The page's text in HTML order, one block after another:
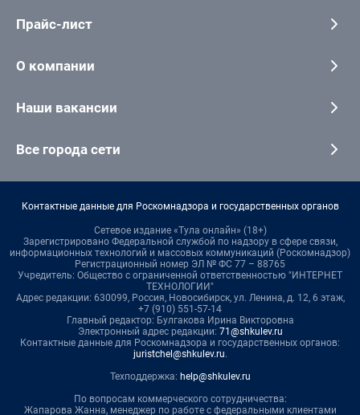
Прайс-лист
О компании
Наши вакансии
Все города сети
Контактные данные для Роскомнадзора и государственных органов
Сетевое издание «Тула онлайн» (18+)
Зарегистрировано Федеральной службой по надзору в сфере связи,
информационных технологий и массовых коммуникаций (Роскомнадзор)
Регистрационный номер ЭЛ № ФС 77 – 88765
Учредитель: Общество с ограниченной ответственностью "ИНТЕРНЕТ
ТЕХНОЛОГИИ"
Адрес редакции: 630099, Россия, Новосибирск, ул. Ленина, д. 12, 6 этаж,
+7 (910) 551-57-14
Главный редактор: Булгакова Ирина Викторовна
Электронный адрес редакции: 71@shkulev.ru
Контактные данные для Роскомнадзора и государственных органов:
juristchel@shkulev.ru.
Техподдержка: help@shkulev.ru
По вопросам коммерческого сотрудничества:
Жапарова Жанна, менеджер по работе с федеральными клиентами